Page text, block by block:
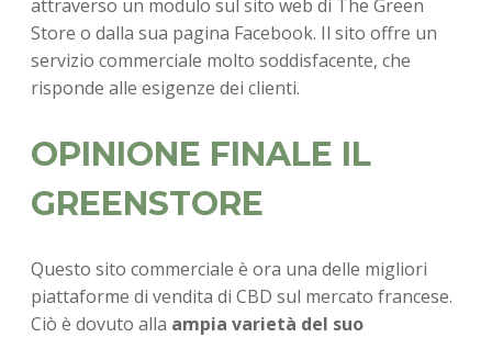
attraverso un modulo sul sito web di The Green
Store o dalla sua pagina Facebook. Il sito offre un
servizio commerciale molto soddisfacente, che
risponde alle esigenze dei clienti.
OPINIONE FINALE IL
GREENSTORE
Questo sito commerciale è ora una delle migliori
piattaforme di vendita di CBD sul mercato francese.
Ciò è dovuto alla ampia varietà del suo